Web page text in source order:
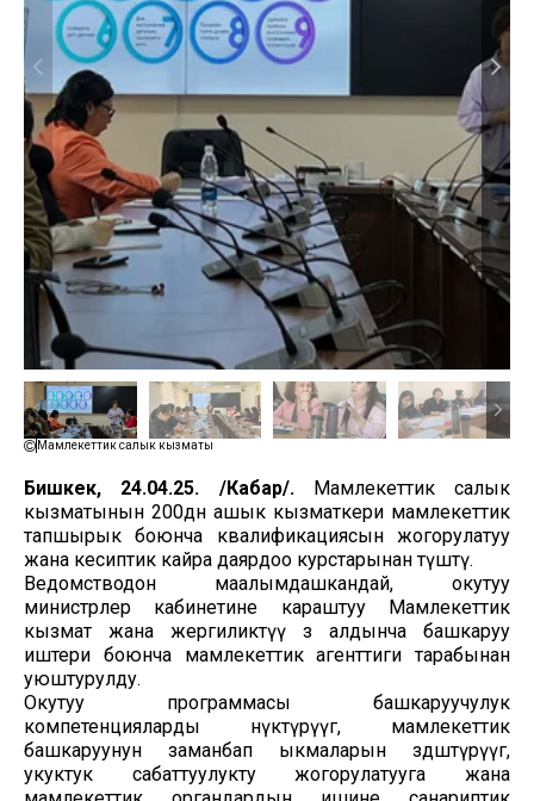
Мамлекеттик салык кызматы
Бишкек, 24.04.25. /Кабар/. Мамлекеттик салык
кызматынын 200дөн ашык кызматкери мамлекеттик
тапшырык боюнча квалификациясын жогорулатуу
жана кесиптик кайра даярдоо курстарынан өтүштү.
Ведомстводон маалымдашкандай, окутуу
министрлер кабинетине караштуу Мамлекеттик
кызмат жана жергиликтүү өз алдынча башкаруу
иштери боюнча мамлекеттик агенттиги тарабынан
уюштурулду.
Окутуу программасы башкаруучулук
компетенцияларды өнүктүрүүгө, мамлекеттик
башкаруунун заманбап ыкмаларын өздөштүрүүгө,
укуктук сабаттуулукту жогорулатууга жана